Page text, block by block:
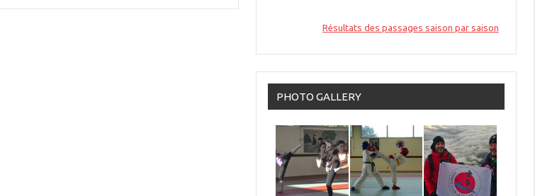
Résultats des passages saison par saison
PHOTO GALLERY